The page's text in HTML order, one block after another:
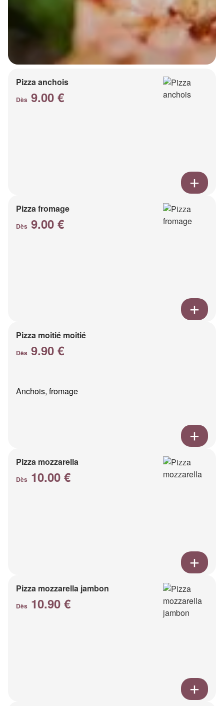
Pizza anchois
Dès 9.00 €
Pizza fromage
Dès 9.00 €
Pizza moitié moitié
Dès 9.90 €
Anchois, fromage
Pizza mozzarella
Dès 10.00 €
Pizza mozzarella jambon
Dès 10.90 €